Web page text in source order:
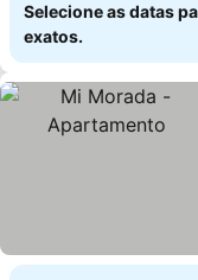
Selecione as datas
exatos.